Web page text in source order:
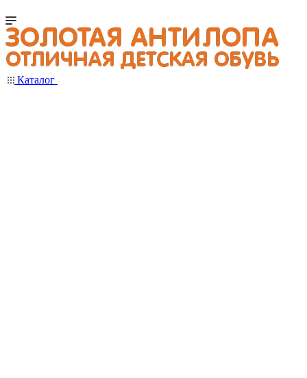
Каталог